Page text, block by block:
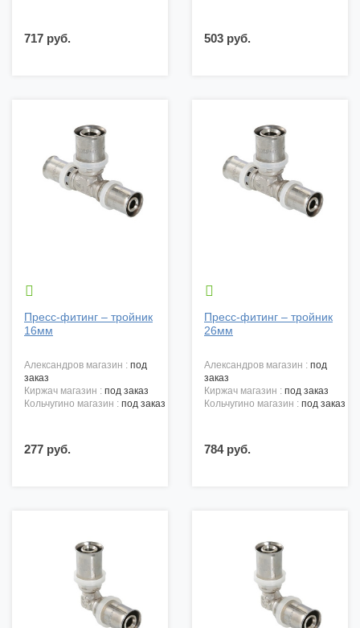
717 руб. 503 руб.

Пресс-фитинг – тройник
16мм
александров магазин : под
заказ
киржач магазин : под заказ
кольчугино магазин : под заказ
277 руб.

Пресс-фитинг – тройник
26мм
александров магазин : под
заказ
киржач магазин : под заказ
кольчугино магазин : под заказ
784 руб.